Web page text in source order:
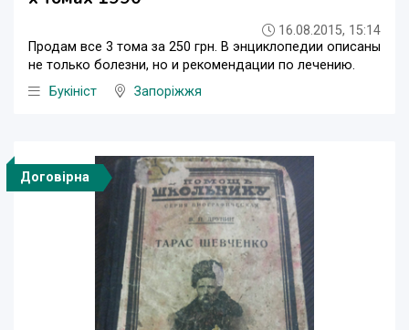
16.08.2015, 15:14
Продам все 3 тома за 250 грн. В энциклопедии описаны
не только болезни, но и рекомендации по лечению.
Букініст
Запоріжжя
Договірна